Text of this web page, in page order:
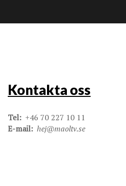
Kontakta oss
Tel: +46 70 227 10 11
E-mail: hej@maoltv.se